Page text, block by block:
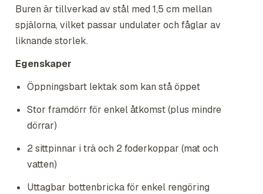
Buren är tillverkad av stål med 1,5 cm mellan
spjälorna, vilket passar undulater och fåglar av
liknande storlek.
Egenskaper
Öppningsbart lektak som kan stå öppet
Stor framdörr för enkel åtkomst (plus mindre
dörrar)
2 sittpinnar i trä och 2 foderkoppar (mat och
vatten)
Uttagbar bottenbricka för enkel rengöring